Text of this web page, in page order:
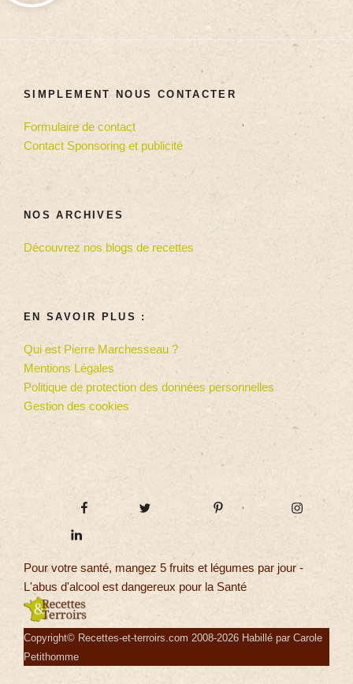
SIMPLEMENT NOUS CONTACTER
Formulaire de contact
Contact Sponsoring et publicité
NOS ARCHIVES
Découvrez nos blogs de recettes
EN SAVOIR PLUS :
Qui est Pierre Marchesseau ?
Mentions Légales
Politique de protection des données personnelles
Gestion des cookies
Pour votre santé, mangez 5 fruits et légumes par jour -
L'abus d'alcool est dangereux pour la Santé
Copyright© Recettes-et-terroirs.com 2008-2026 Habillé par Carole
Petithomme